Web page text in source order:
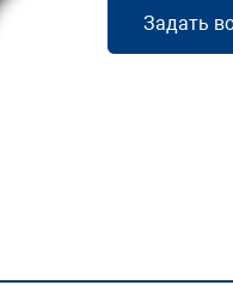
Задать